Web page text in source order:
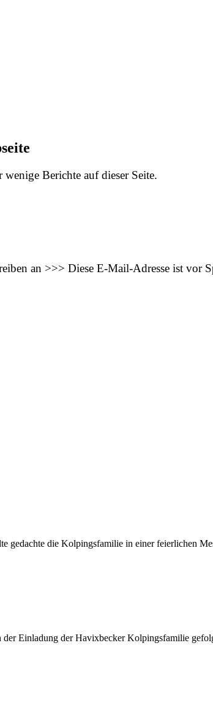
Berichte auf dieser Seite.
an >>> Diese E-Mail-Adresse ist vor
gedachte die Kolpingsfamilie in einer feierlichen
Einladung der Havixbecker Kolpingsfamilie